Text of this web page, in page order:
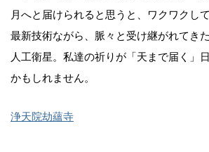
月へと届けられると思うと、ワクワクし
最新技術ながら、脈々と受け継がれてき
人工衛星。私達の祈りが「天まで届く」
かもしれません。
浄天院劫蘊寺